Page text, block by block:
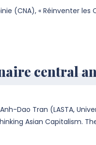
(CNA), « Réinventer
central
Dao Tran (LASTA,
Asian Capitalism.